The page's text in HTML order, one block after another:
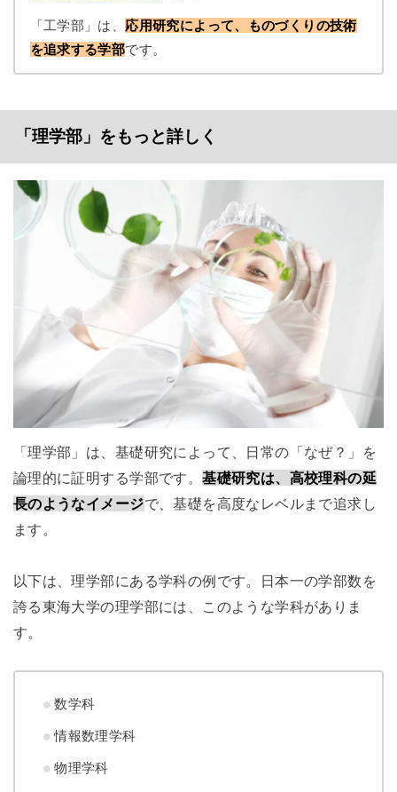
「工学部」は、 応用研究によって、ものづくりの技術
を追求する学部です。
「理学部」をもっと詳しく
「理学部」は、基礎研究によって、日常の「なぜ？」を
論理的に証明する学部です。基礎研究は、高校理科の延
長のようなイメージで、基礎を高度なレベルまで追求し
ます。
以下は、理学部にある学科の例です。日本一の学部数を
誇る東海大学の理学部には、このような学科がありま
す。
数学科
情報数理学科
物理学科